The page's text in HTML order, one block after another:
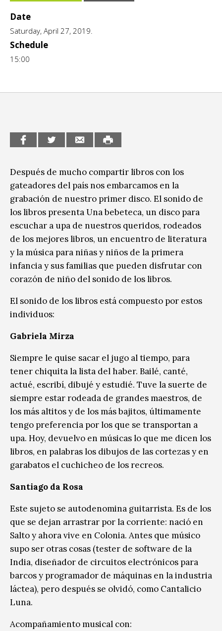
CCE en el interior/libros
Espacio itinerante de lectura infantil
Exposiciones
Formación
Género y Diversidad
Medio Ambiente
Música
Sin categoría
Date
Saturday, April 27, 2019.
Schedule
15:00
Después de mucho compartir libros con los
gateadores del país nos embarcamos en la
grabación de nuestro primer disco. El sonido de
los libros presenta Una bebeteca, un disco para
escuchar a upa de nuestros queridos, rodeados
de los mejores libros, un encuentro de literatura
y la música para niñas y niños de la primera
infancia y sus familias que pueden disfrutar con
corazón de niño del sonido de los libros.
El sonido de los libros está compuesto por estos
individuos:
Gabriela Mirza
Siempre le quise sacar el jugo al tiempo, para
tener chiquita la lista del haber. Bailé, canté,
actué, escribí, dibujé y estudié. Tuve la suerte de
siempre estar rodeada de grandes maestros, de
los más altitos y de los más bajitos, últimamente
tengo preferencia por los que se transportan a
upa. Hoy, devuelvo en músicas lo que me dicen los
libros, en palabras los dibujos de las cortezas y en
garabatos el cuchicheo de los recreos.
Santiago da Rosa
Este sujeto se autodenomina guitarrista. Es de los
que se dejan arrastrar por la corriente: nació en
Salto y ahora vive en Colonia. Antes que músico
supo ser otras cosas (tester de software de la
India, diseñador de circuitos electrónicos para
barcos y programador de máquinas en la industria
láctea), pero después se olvidó, como Cantalicio
Luna.
Acompañamiento musical con: